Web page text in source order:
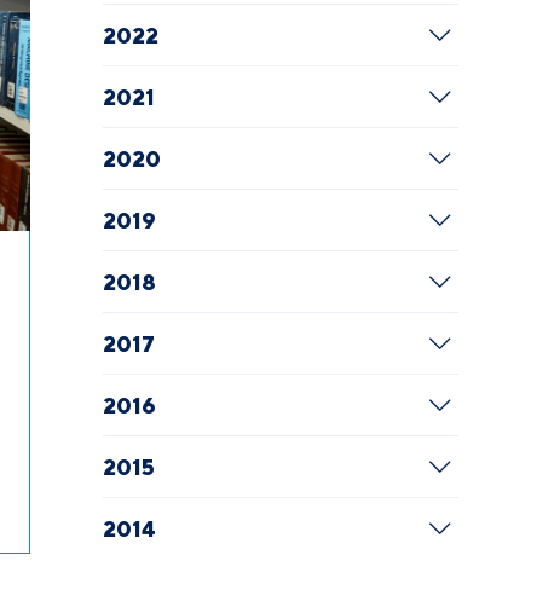
2022
2021
2020
2019
2018
2017
2016
2015
2014